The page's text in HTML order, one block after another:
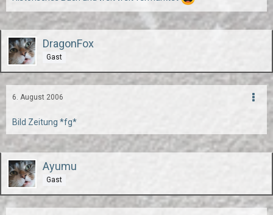
DragonFox
Gast
6. August 2006
Bild Zeitung *fg*
Ayumu
Gast